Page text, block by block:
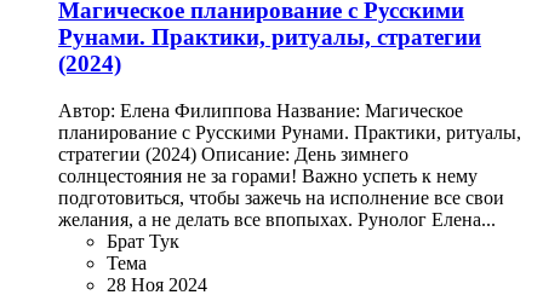
Магическое планирование с Русскими
Рунами. Практики, ритуалы, стратегии
(2024)
Автор: Елена Филиппова Название: Магическое
планирование с Русскими Рунами. Практики, ритуалы,
стратегии (2024) Описание: День зимнего
солнцестояния не за горами! Важно успеть к нему
подготовиться, чтобы зажечь на исполнение все свои
желания, а не делать все впопыхах. Рунолог Елена...
Брат Тук
Тема
28 Ноя 2024